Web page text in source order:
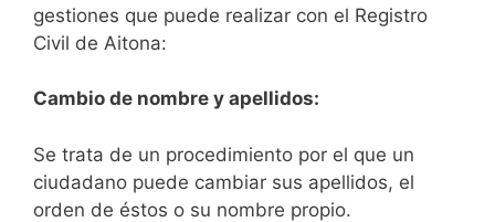
gestiones que puede realizar con el Registro
Civil de Aitona:
Cambio de nombre y apellidos:
Se trata de un procedimiento por el que un
ciudadano puede cambiar sus apellidos, el
orden de éstos o su nombre propio.